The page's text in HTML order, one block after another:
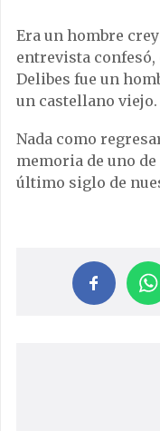
Era un hombre
entrevista confesó,
Delibes fue un
un castellano viejo.
Nada como
memoria de uno
último siglo de